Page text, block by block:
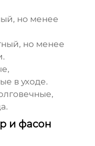
но менее
но менее
в уходе.
и фасон